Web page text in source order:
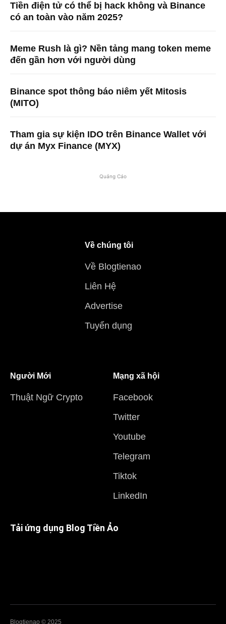
Tiền điện tử có thể bị hack không và Binance
có an toàn vào năm 2025?
Meme Rush là gì? Nền tảng mang token meme
đến gần hơn với người dùng
Binance spot thông báo niêm yết Mitosis
(MITO)
Tham gia sự kiện IDO trên Binance Wallet với
dự án Myx Finance (MYX)
Quảng Cáo
Về chúng tôi
Về Blogtienao
Liên Hệ
Advertise
Tuyển dụng
Người Mới
Thuật Ngữ Crypto
Mạng xã hội
Facebook
Twitter
Youtube
Telegram
Tiktok
LinkedIn
Tải ứng dụng Blog Tiền Ảo
Blogtienao © 2025